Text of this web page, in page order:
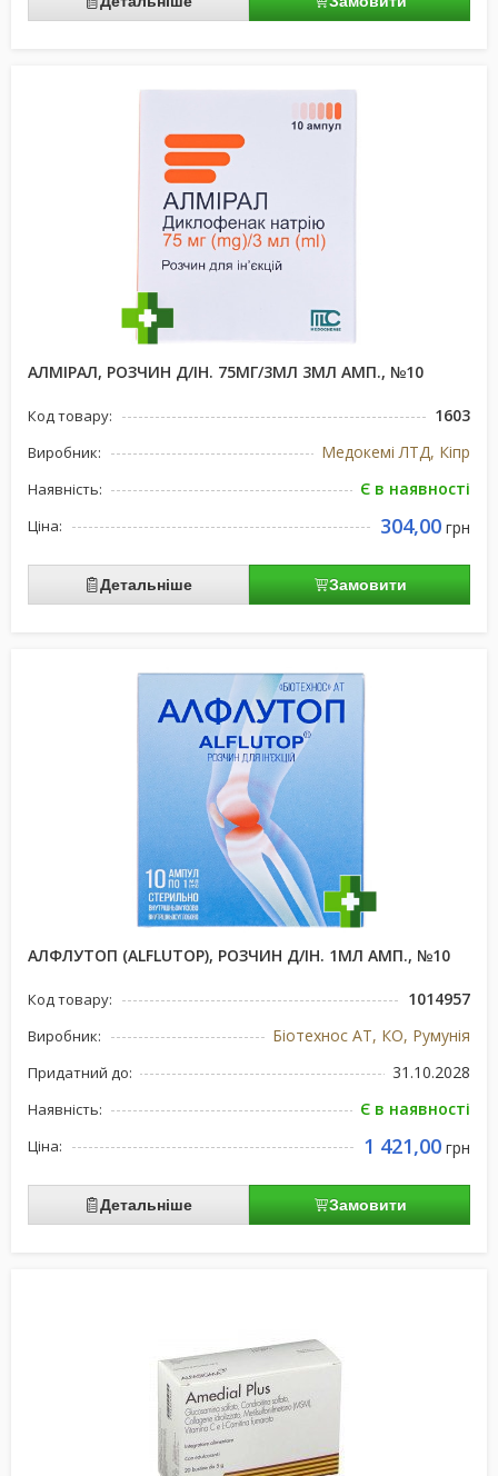
АЛМІРАЛ, РОЗЧИН Д/ІН. 75МГ/3МЛ 3МЛ АМП., №10
Код товару: 1603
Виробник: Медокемі ЛТД, Кіпр
Наявність: Є в наявності
Ціна: 304,00 грн
Детальніше Замовити
АЛФЛУТОП (ALFLUTOP), РОЗЧИН Д/ІН. 1МЛ АМП., №10
Код товару: 1014957
Виробник: Біотехнос АТ, КО, Румунія
Придатний до: 31.10.2028
Наявність: Є в наявності
Ціна: 1 421,00 грн
Детальніше Замовити